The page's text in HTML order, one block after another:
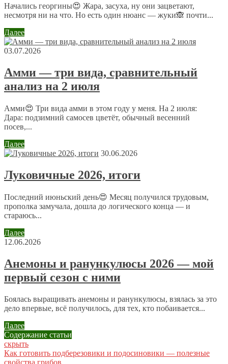
Комментарий*
Имя*
Email*
Сайт
персональных данных.Политика конфиденциальности
Начались георгины😍 Жара, засуха, ну они зацветают,
несмотря ни на что. Но есть один нюанс — жуки🙈 почти...
Далее
03.07.2026
Амми — три вида, сравнительный
анализ на 2 июля
Амми😍 Три вида амми в этом году у меня. На 2 июля:
Дара: подзимний самосев цветёт, обычный весенний
посев,...
Далее
30.06.2026
Луковичные 2026, итоги
Последний июньский день😍 Месяц получился трудовым,
прополка замучала, дошла до логического конца — и
стараюсь...
Далее
12.06.2026
Анемоны и ранункулюсы 2026 — мой
первый сезон с ними
Боялась выращивать анемоны и ранункулюсы, взялась за это
дело впервые, всё получилось, для тех, кто побаивается...
Далее
Содержание статьи
скрыть
Как готовить подберезовики и подосиновики — полезные
свойства грибов